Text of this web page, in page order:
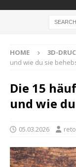
HOME 3D-
und wie du sie
Die 15
und wie
05.03.2026